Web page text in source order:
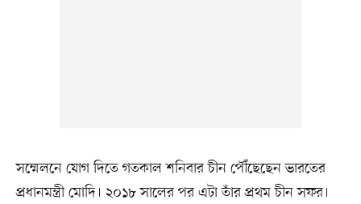
সম্মেলনে যোগ দিতে গতকাল শনিবার চীন পৌঁছেছেন ভারতের
প্রধানমন্ত্রী মোদি। ২০১৮ সালের পর এটা তাঁর প্রথম চীন সফর।